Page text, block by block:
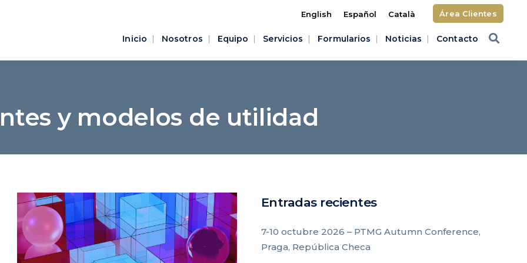
English Español Català Área Clientes
Inicio Nosotros Equipo Servicios Formularios Noticias Contacto
y modelos de utilidad
Entradas recientes
7-10 octubre 2026 – PTMG Autumn Conference,
Praga, República Checa